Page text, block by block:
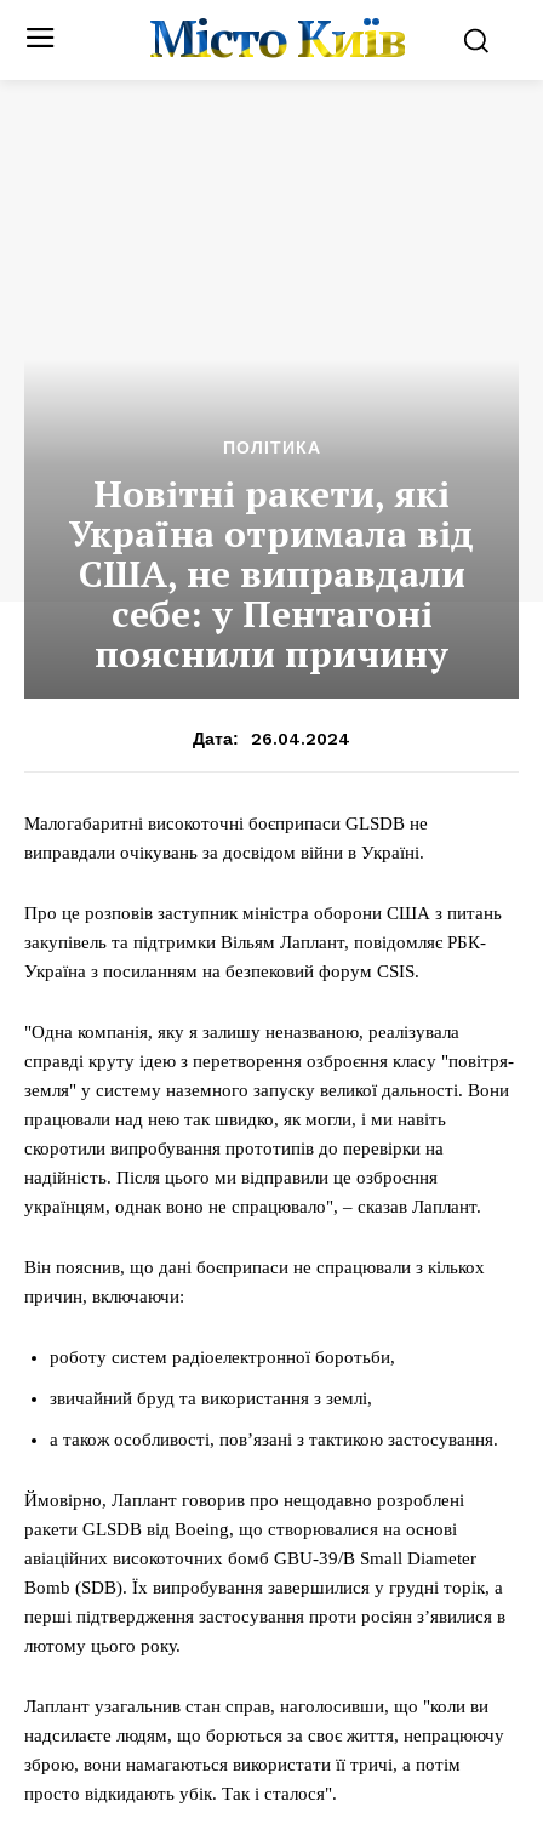
Місто Київ
ПОЛІТИКА
Новітні ракети, які
Україна отримала від
США, не виправдали
себе: у Пентагоні
пояснили причину
Дата: 26.04.2024
Малогабаритні високоточні боєприпаси GLSDB не
виправдали очікувань за досвідом війни в Україні.
Про це розповів заступник міністра оборони США з питань
закупівель та підтримки Вільям Лаплант, повідомляє РБК-
Україна з посиланням на безпековий форум CSIS.
"Одна компанія, яку я залишу неназваною, реалізувала
справді круту ідею з перетворення озброєння класу "повітря-
земля" у систему наземного запуску великої дальності. Вони
працювали над нею так швидко, як могли, і ми навіть
скоротили випробування прототипів до перевірки на
надійність. Після цього ми відправили це озброєння
українцям, однак воно не спрацювало", – сказав Лаплант.
Він пояснив, що дані боєприпаси не спрацювали з кількох
причин, включаючи:
роботу систем радіоелектронної боротьби,
звичайний бруд та використання з землі,
а також особливості, пов’язані з тактикою застосування.
Ймовірно, Лаплант говорив про нещодавно розроблені
ракети GLSDB від Boeing, що створювалися на основі
авіаційних високоточних бомб GBU-39/B Small Diameter
Bomb (SDB). Їх випробування завершилися у грудні торік, а
перші підтвердження застосування проти росіян з’явилися в
лютому цього року.
Лаплант узагальнив стан справ, наголосивши, що "коли ви
надсилаєте людям, що борються за своє життя, непрацюючу
зброю, вони намагаються використати її тричі, а потім
просто відкидають убік. Так і сталося".